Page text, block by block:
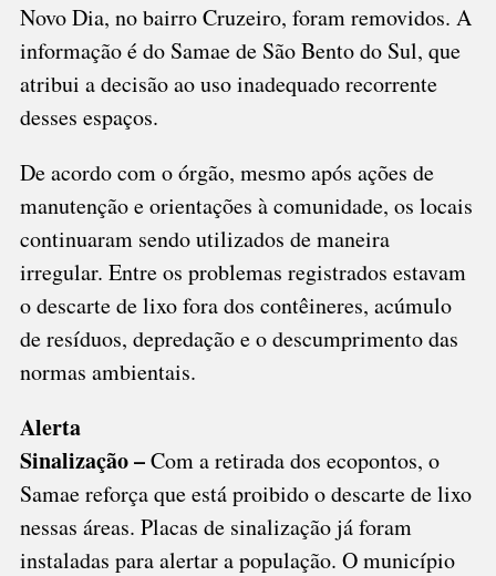
Novo Dia, no bairro Cruzeiro, foram removidos. A
informação é do Samae de São Bento do Sul, que
atribui a decisão ao uso inadequado recorrente
desses espaços.
De acordo com o órgão, mesmo após ações de
manutenção e orientações à comunidade, os locais
continuaram sendo utilizados de maneira
irregular. Entre os problemas registrados estavam
o descarte de lixo fora dos contêineres, acúmulo
de resíduos, depredação e o descumprimento das
normas ambientais.
Alerta
Sinalização –Com a retirada dos ecopontos, o
Samae reforça que está proibido o descarte de lixo
nessas áreas. Placas de sinalização já foram
instaladas para alertar a população. O município